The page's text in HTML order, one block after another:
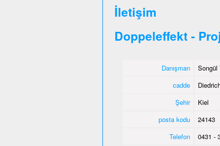
İletişim
Doppeleffekt -
Danışman
Songül
cadde
Şehir
Kiel
posta kodu
24143
Telefon
0431 -